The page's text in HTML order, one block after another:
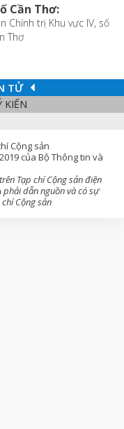
Cần Thơ:
Chính trị Khu vực IV, số
Thơ
TỬ
KIẾN
Cộng sản
của Bộ Thông tin và
Tạp chí Cộng sản điện
phải dẫn nguồn và có sự
Cộng sản